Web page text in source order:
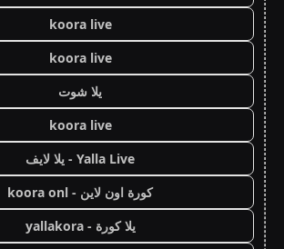
koora live
koora live
يلا شوت
koora live
Yalla Live - يلا لايف
كورة اون لاين - koora onl
يلا كورة - yallakora